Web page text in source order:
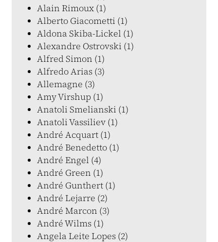
Alain Rimoux (1)
Alberto Giacometti (1)
Aldona Skiba-Lickel (1)
Alexandre Ostrovski (1)
Alfred Simon (1)
Alfredo Arias (3)
Allemagne (3)
Amy Virshup (1)
Anatoli Smelianski (1)
Anatoli Vassiliev (1)
André Acquart (1)
André Benedetto (1)
André Engel (4)
André Green (1)
André Gunthert (1)
André Lejarre (2)
André Marcon (3)
André Wilms (1)
Angela Leite Lopes (2)